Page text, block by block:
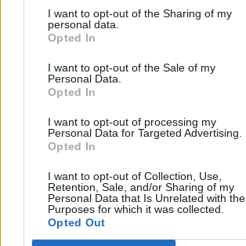
I want to opt-out of the Sharing of my
personal data.
Opted In
I want to opt-out of the Sale of my
Personal Data.
Opted In
I want to opt-out of processing my
Personal Data for Targeted Advertising.
Opted In
I want to opt-out of Collection, Use,
Retention, Sale, and/or Sharing of my
Personal Data that Is Unrelated with the
Purposes for which it was collected.
Opted Out